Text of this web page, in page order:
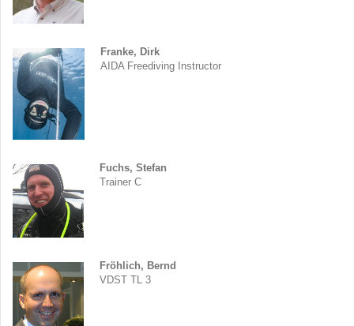
Franke, Dirk
AIDA Freediving Instructor
Fuchs, Stefan
Trainer C
Fröhlich, Bernd
VDST TL 3